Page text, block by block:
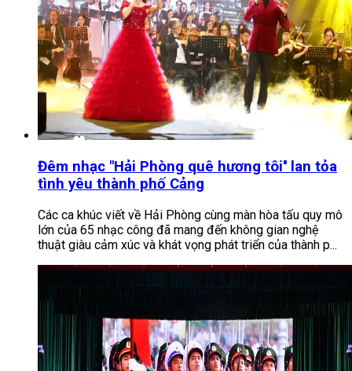
Đêm nhạc "Hải Phòng quê hương tôi'' lan tỏa
tình yêu thành phố Cảng
Các ca khúc viết về Hải Phòng cùng màn hòa tấu quy mô
lớn của 65 nhạc công đã mang đến không gian nghệ
thuật giàu cảm xúc và khát vọng phát triển của thành p...